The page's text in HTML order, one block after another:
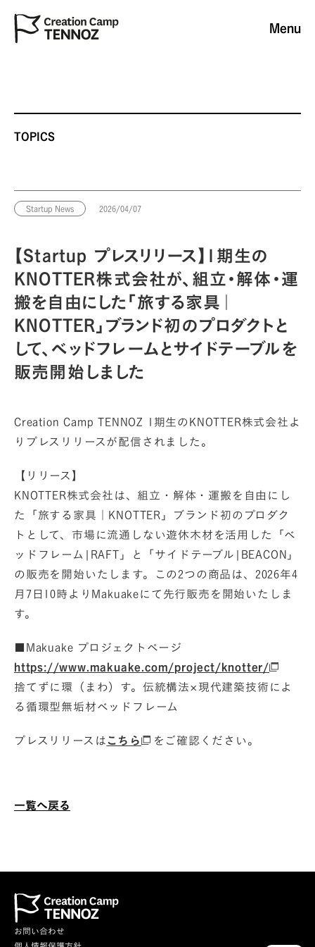
Menu
TOPICS
Startup News 2026/04/07
【Startup プレスリリース】1期生の
KNOTTER株式会社が、組立・解体・運
搬を自由にした「旅する家具｜
KNOTTER」ブランド初のプロダクトと
して、ベッドフレームとサイドテーブルを
販売開始しました
Creation Camp TENNOZ 1期生のKNOTTER株式会社よ
りプレスリリースが配信されました。
【リリース】
KNOTTER株式会社は、組立・解体・運搬を自由にし
た「旅する家具｜KNOTTER」ブランド初のプロダク
トとして、市場に流通しない遊休木材を活用した「ベ
ッドフレーム|RAFT」と「サイドテーブル|BEACON」
の販売を開始いたします。この2つの商品は、2026年4
月7日10時よりMakuakeにて先行販売を開始いたしま
す。
■Makuake プロジェクトページ
https://www.makuake.com/project/knotter/
捨てずに環（まわ）す。伝統構法×現代建築技術によ
る循環型無垢材ベッドフレーム
プレスリリースは こちら をご確認ください。
一覧へ戻る
お問い合わせ